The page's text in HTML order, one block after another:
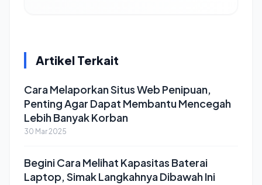
Artikel Terkait
Cara Melaporkan Situs Web Penipuan,
Penting Agar Dapat Membantu Mencegah
Lebih Banyak Korban
30 Mar 2025
Begini Cara Melihat Kapasitas Baterai
Laptop, Simak Langkahnya Dibawah Ini